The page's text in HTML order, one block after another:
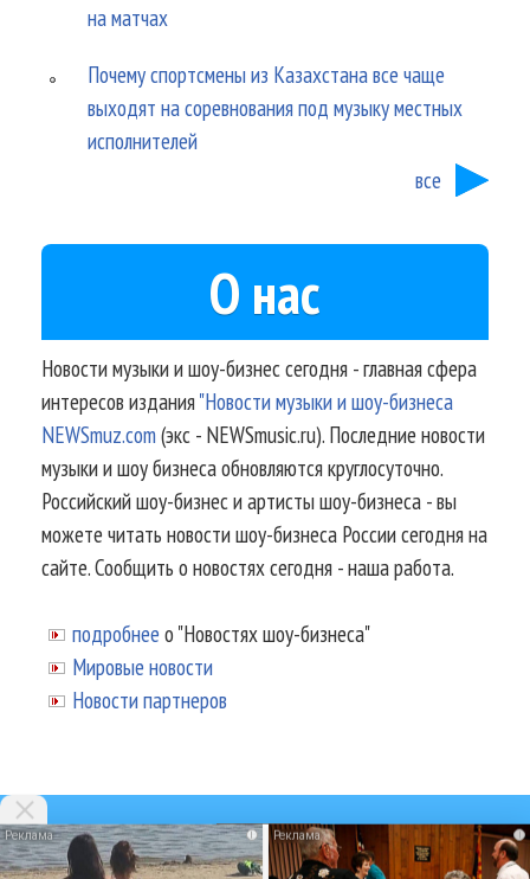
на матчах
Почему спортсмены из Казахстана все чаще
выходят на соревнования под музыку местных
исполнителей
все
О нас
Новости музыки и шоу-бизнес сегодня - главная сфера
интересов издания"Новости музыки и шоу-бизнеса
NEWSmuz.com(экс - NEWSmusic.ru). Последние новости
музыки и шоу бизнеса обновляются круглосуточно.
Российский шоу-бизнес и артисты шоу-бизнеса - вы
можете читать новости шоу-бизнеса России сегодня на
сайте. Сообщить о новостях сегодня - наша работа.
подробнее о "Новостях шоу-бизнеса"
Мировые новости
Новости партнеров
© 2002-2026.Информационное
i i